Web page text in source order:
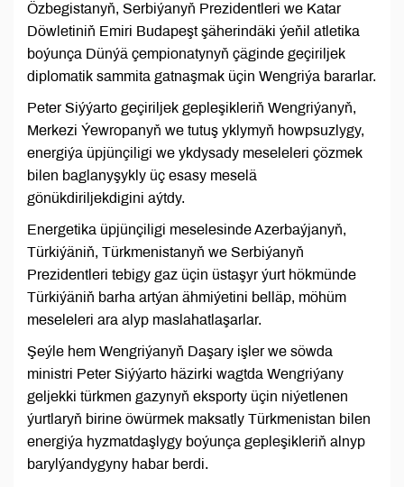
Özbegistanyň, Serbiýanyň Prezidentleri we Katar
Döwletiniň Emiri Budapeşt şäherindäki ýeňil atletika
boýunça Dünýä çempionatynyň çäginde geçiriljek
diplomatik sammita gatnaşmak üçin Wengriýa bararlar.
Peter Siýýarto geçiriljek gepleşikleriň Wengriýanyň,
Merkezi Ýewropanyň we tutuş yklymyň howpsuzlygy,
energiýa üpjünçiligi we ykdysady meseleleri çözmek
bilen baglanyşykly üç esasy meselä
gönükdiriljekdigini aýtdy.
Energetika üpjünçiligi meselesinde Azerbaýjanyň,
Türkiýäniň, Türkmenistanyň we Serbiýanyň
Prezidentleri tebigy gaz üçin üstaşyr ýurt hökmünde
Türkiýäniň barha artýan ähmiýetini belläp, möhüm
meseleleri ara alyp maslahatlaşarlar.
Şeýle hem Wengriýanyň Daşary işler we söwda
ministri Peter Siýýarto häzirki wagtda Wengriýany
geljekki türkmen gazynyň eksporty üçin niýetlenen
ýurtlaryň birine öwürmek maksatly Türkmenistan bilen
energiýa hyzmatdaşlygy boýunça gepleşikleriň alnyp
barylýandygyny habar berdi.